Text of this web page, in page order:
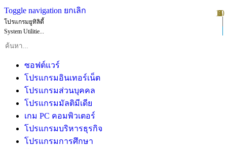
Toggle navigation ยกเลิก
โปรแกรมยูทิลิตี้
System Utilitie...
ซอฟต์แวร์
โปรแกรมอินเทอร์เน็ต
โปรแกรมส่วนบุคคล
โปรแกรมมัลติมีเดีย
เกม PC คอมพิวเตอร์
โปรแกรมบริหารธุรกิจ
โปรแกรมการศึกษา
1
2
3
4
5
6
7
8
9
10